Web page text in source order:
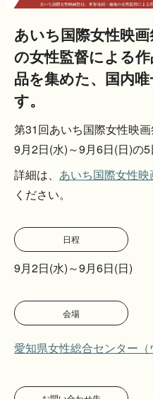
あいち国際女性映
の女性監督による
品を集めた、国内
す。
第31回あいち国際女性映
9月2日(水)～9月6日(日)の
詳細は、 あいち国際女性
ください。
日程
9月2日(水)～9月6日(日)
会場
愛知県女性総合センター（